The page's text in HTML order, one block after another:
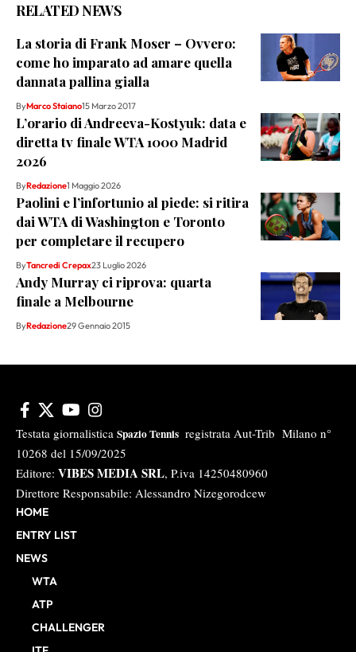
RELATED NEWS
La storia di Frank Moser – Ovvero:
come ho imparato ad amare quella
dannata pallina gialla
ByMarco Staiano15 Marzo 2017
L’orario di Andreeva-Kostyuk: data e
diretta tv finale WTA 1000 Madrid
2026
ByRedazione1 Maggio 2026
Paolini e l’infortunio al piede: si ritira
dai WTA di Washington e Toronto
per completare il recupero
ByTancredi Crepax23 Luglio 2026
Andy Murray ci riprova: quarta
finale a Melbourne
ByRedazione29 Gennaio 2015
Testata giornalistica Spazio Tennis registrata Aut-Trib Milano n°
10268 del 15/09/2025
Editore: VIBES MEDIA SRL, P.iva 14250480960
Direttore Responsabile: Alessandro Nizegorodcew
HOME
ENTRY LIST
NEWS
WTA
ATP
CHALLENGER